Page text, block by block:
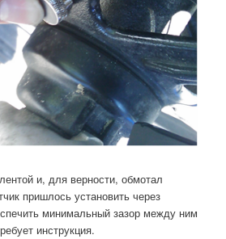
и, для верности, обмотал
пришлось установить через
минимальный зазор между ним
инструкция.